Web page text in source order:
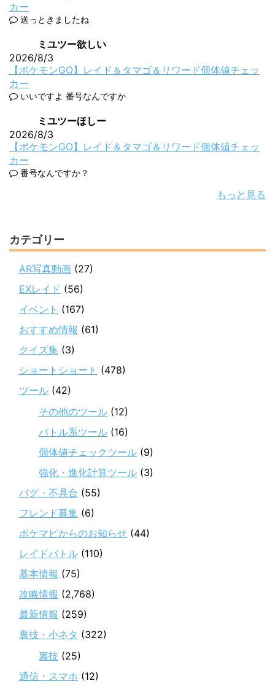
カー
送っときましたね
ミユツー欲しい
2026/8/3
【ポケモンGO】レイド＆タマゴ＆リワード個体値チェッ
カー
いいですよ 番号なんですか
ミユツーほしー
2026/8/3
【ポケモンGO】レイド＆タマゴ＆リワード個体値チェッ
カー
番号なんですか？
もっと見る
カテゴリー
AR写真動画 (27)
EXレイド (56)
イベント (167)
おすすめ情報 (61)
クイズ集 (3)
ショートショート (478)
ツール (42)
その他のツール (12)
バトル系ツール (16)
個体値チェックツール (9)
強化・進化計算ツール (3)
バグ・不具合 (55)
フレンド募集 (6)
ポケマピからのお知らせ (44)
レイドバトル (110)
基本情報 (75)
攻略情報 (2,768)
最新情報 (259)
裏技・小ネタ (322)
裏技 (25)
通信・スマホ (12)